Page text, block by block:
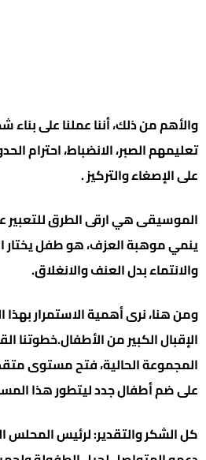
والأهم من ذلك، أننا عملنا على بناء
تعليمهم الصبر، الانضباط، احترام
على الإصغاء والتركيز .
الموسيقى هي ارقى الطرق للتعبير
ينمي موهبة العزف، هو طفل يختار
والانتماء بدل العنف والانغلاق.
ومن هنا، نرى أهمية الاستمرار بهذا
الإقبال الكبير من الأطفال.خطوتنا
المجموعة الحالية، فتح مستوى
على ضم أطفال جدد ليتطور هذا
كل الشكر والتقدير: لرئيس المحلس